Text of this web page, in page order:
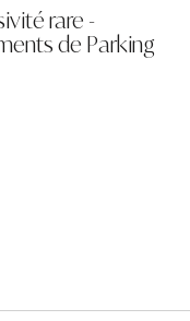
rare -
de Parking